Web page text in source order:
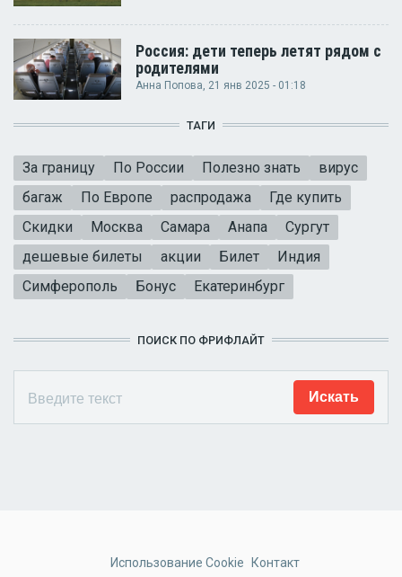
Россия: дети теперь летят рядом с
родителями
Анна Попова, 21 янв 2025 - 01:18
ТАГИ
За границу По России Полезно знать
вирус
багаж
По Европе распродажа
Где купить
Скидки
Москва Самара Анапа
Сургут
дешевые билеты
акции Билет
Индия
Симферополь
Бонус Екатеринбург
ПОИСК ПО ФРИФЛАЙТ
Использование Cookie Контакт